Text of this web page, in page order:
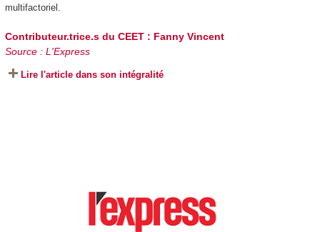
multifactoriel.
Contributeur.trice.s du CEET : Fanny Vincent
Source : L'Express
Lire l'article dans son intégralité